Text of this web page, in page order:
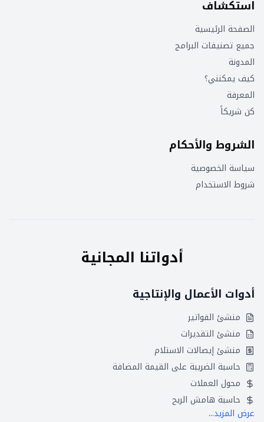
استكشاف
الصفحة الرئيسية
جميع تصنيفات البرامج
المدونة
كيف يمكنني؟
المعرفة
كن شريكاً
الشروط والأحكام
سياسة الخصوصية
شروط الاستخدام
أدواتنا المجانية
أدوات الأعمال والإنتاجية
منشئ الفواتير
منشئ التقديرات
منشئ إيصالات الاستلام
حاسبة الضريبة على القيمة المضافة
محول العملات
حاسبة هامش الربح
عرض المزيد...